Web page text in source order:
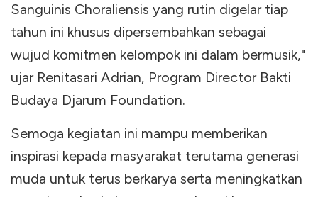
Sanguinis Choraliensis yang rutin digelar tiap
tahun ini khusus dipersembahkan sebagai
wujud komitmen kelompok ini dalam bermusik,"
ujar Renitasari Adrian, Program Director Bakti
Budaya Djarum Foundation.
Semoga kegiatan ini mampu memberikan
inspirasi kepada masyarakat terutama generasi
muda untuk terus berkarya serta meningkatkan